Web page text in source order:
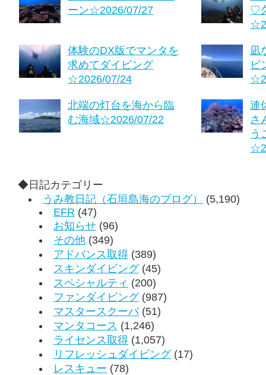
ーン☆2026/07/27
♡
体験のDX版でマンタを
求めてダイビング
☆2026/07/24
凪
ビ
北端の灯台を海から臨
む海域☆2026/07/22
連
さ
う
◆日記カテゴリー
うみ教日記（石垣島海のブログ）
(5,190)
EFR (47)
お知らせ (96)
その他 (349)
アドバンス取得 (389)
スキンダイビング(45)
スペシャルティ (200)
ファンダイビング(987)
マスタースクーバ(51)
マンタコース (1,246)
ライセンス取得 (1,057)
リフレッシュダイビング(17)
レスキュー (78)